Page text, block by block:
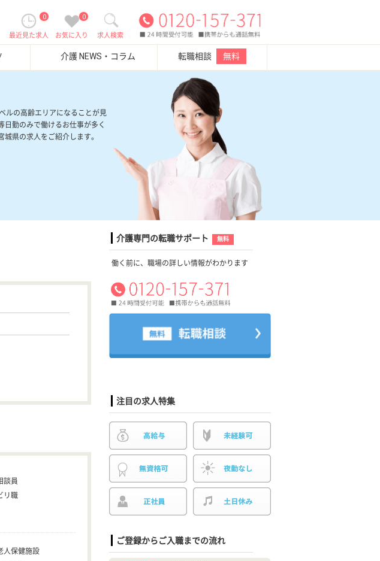
求人検索
0
お気に入り
0
最近見た求人
介護 NEWS・コラム 転職相談 無料
ルの高齢エリアになることが見
勤のみで働けるお仕事が多く
県の求人をご紹介します。
談員
リ職
人保健施設
介護専門の転職サポート 無料
働く前に、職場の詳しい情報がわかります
注目の求人特集
ご登録からご入職までの流れ